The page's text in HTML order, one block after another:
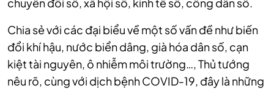
Chia sẻ với các đại biểu về một số vấn đề như biến
đổi khí hậu, nước biển dâng, già hóa dân số, cạn
kiệt tài nguyên, ô nhiễm môi trường…, Thủ tướng
nêu rõ, cùng với dịch bệnh COVID-19, đây là những